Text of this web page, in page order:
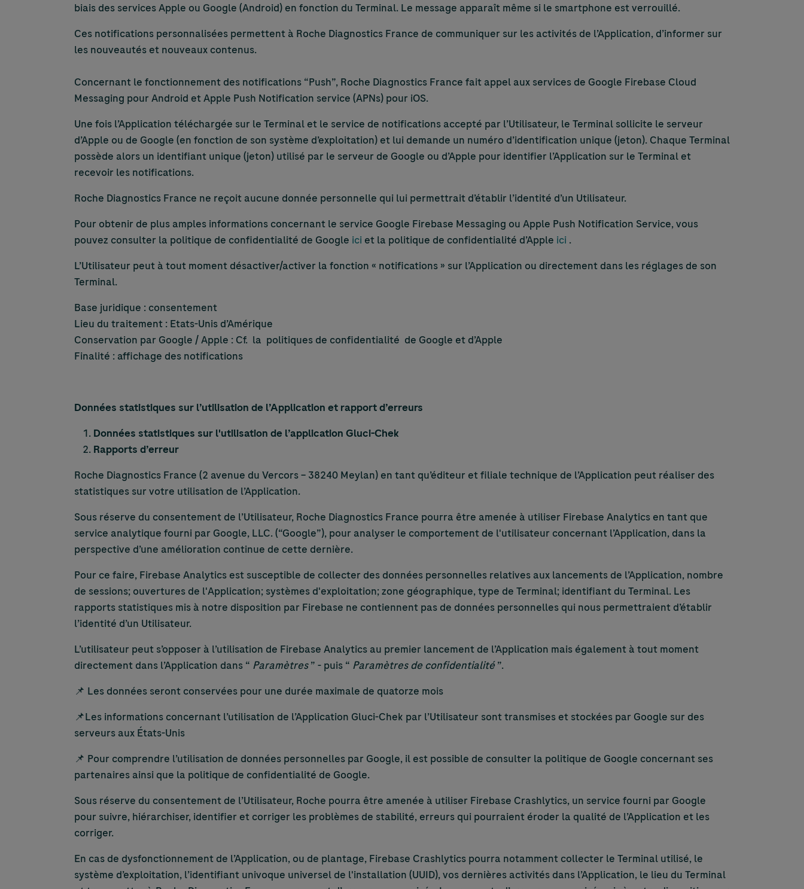
biais des services Apple ou Google (Android) en fonction du Terminal. Le message apparaît même si le smartphone est verrouillé.
Ces notifications personnalisées permettent à Roche Diagnostics France de communiquer sur les activités de l’Application, d’informer sur
les nouveautés et nouveaux contenus.
Concernant le fonctionnement des notifications “Push”, Roche Diagnostics France fait appel aux services de Google Firebase Cloud
Messaging pour Android et Apple Push Notification service (APNs) pour iOS.
Une fois l’Application téléchargée sur le Terminal et le service de notifications accepté par l’Utilisateur, le Terminal sollicite le serveur
d’Apple ou de Google (en fonction de son système d’exploitation) et lui demande un numéro d’identification unique (jeton). Chaque Terminal
possède alors un identifiant unique (jeton) utilisé par le serveur de Google ou d’Apple pour identifier l’Application sur le Terminal et
recevoir les notifications.
Roche Diagnostics France ne reçoit aucune donnée personnelle qui lui permettrait d’établir l’identité d’un Utilisateur.
Pour obtenir de plus amples informations concernant le service Google Firebase Messaging ou Apple Push Notification Service, vous
pouvez consulter la politique de confidentialité de Google ici et la politique de confidentialité d’Apple ici .
L’Utilisateur peut à tout moment désactiver/activer la fonction « notifications » sur l’Application ou directement dans les réglages de son
Terminal.
Base juridique : consentement
Lieu du traitement : Etats-Unis d’Amérique
Conservation par Google / Apple : Cf. la politiques de confidentialité de Google et d’Apple
Finalité : affichage des notifications
Données statistiques sur l’utilisation de l’Application et rapport d’erreurs
Données statistiques sur l'utilisation de l’application Gluci-Chek
Rapports d’erreur
Roche Diagnostics France (2 avenue du Vercors – 38240 Meylan) en tant qu’éditeur et filiale technique de l’Application peut réaliser des
statistiques sur votre utilisation de l’Application.
Sous réserve du consentement de l’Utilisateur, Roche Diagnostics France pourra être amenée à utiliser Firebase Analytics en tant que
service analytique fourni par Google, LLC. (“Google”), pour analyser le comportement de l'utilisateur concernant l’Application, dans la
perspective d’une amélioration continue de cette dernière.
Pour ce faire, Firebase Analytics est susceptible de collecter des données personnelles relatives aux lancements de l’Application, nombre
de sessions; ouvertures de l'Application; systèmes d'exploitation; zone géographique, type de Terminal; identifiant du Terminal. Les
rapports statistiques mis à notre disposition par Firebase ne contiennent pas de données personnelles qui nous permettraient d’établir
l’identité d’un Utilisateur.
L’utilisateur peut s’opposer à l’utilisation de Firebase Analytics au premier lancement de l’Application mais également à tout moment
directement dans l’Application dans “ Paramètres” - puis “ Paramètres de confidentialité”.
📌 Les données seront conservées pour une durée maximale de quatorze mois
📌Les informations concernant l’utilisation de l’Application Gluci-Chek par l’Utilisateur sont transmises et stockées par Google sur des
serveurs aux États-Unis
📌 Pour comprendre l’utilisation de données personnelles par Google, il est possible de consulter la politique de Google concernant ses
partenaires ainsi que la politique de confidentialité de Google.
Sous réserve du consentement de l’Utilisateur, Roche pourra être amenée à utiliser Firebase Crashlytics, un service fourni par Google
pour suivre, hiérarchiser, identifier et corriger les problèmes de stabilité, erreurs qui pourraient éroder la qualité de l’Application et les
corriger.
En cas de dysfonctionnement de l’Application, ou de plantage, Firebase Crashlytics pourra notamment collecter le Terminal utilisé, le
système d’exploitation, l’identifiant univoque universel de l'installation (UUID), vos dernières activités dans l’Application, le lieu du Terminal